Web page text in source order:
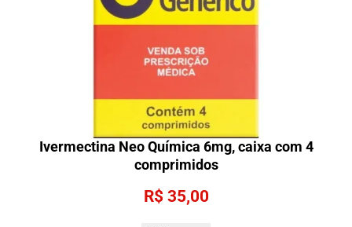
Ivermectina Neo Química 6mg, caixa com 4
comprimidos
R$ 35,00